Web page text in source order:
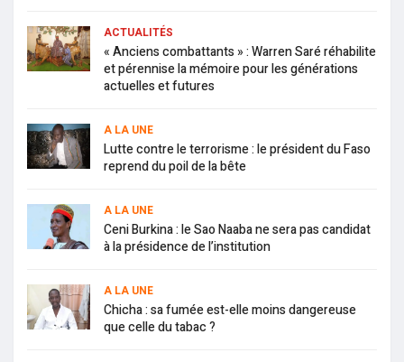
ACTUALITÉS
« Anciens combattants » : Warren Saré réhabilite
et pérennise la mémoire pour les générations
actuelles et futures
A LA UNE
Lutte contre le terrorisme : le président du Faso
reprend du poil de la bête
A LA UNE
Ceni Burkina : le Sao Naaba ne sera pas candidat
à la présidence de l’institution
A LA UNE
Chicha : sa fumée est-elle moins dangereuse
que celle du tabac ?